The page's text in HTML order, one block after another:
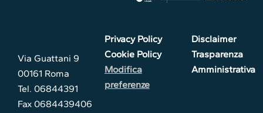
Via Guattani 9
00161 Roma
Tel. 06844391
Fax 0684439406
Privacy Policy
Cookie Policy
Modifica
preferenze
Disclaimer
Trasparenza
Amministrativa